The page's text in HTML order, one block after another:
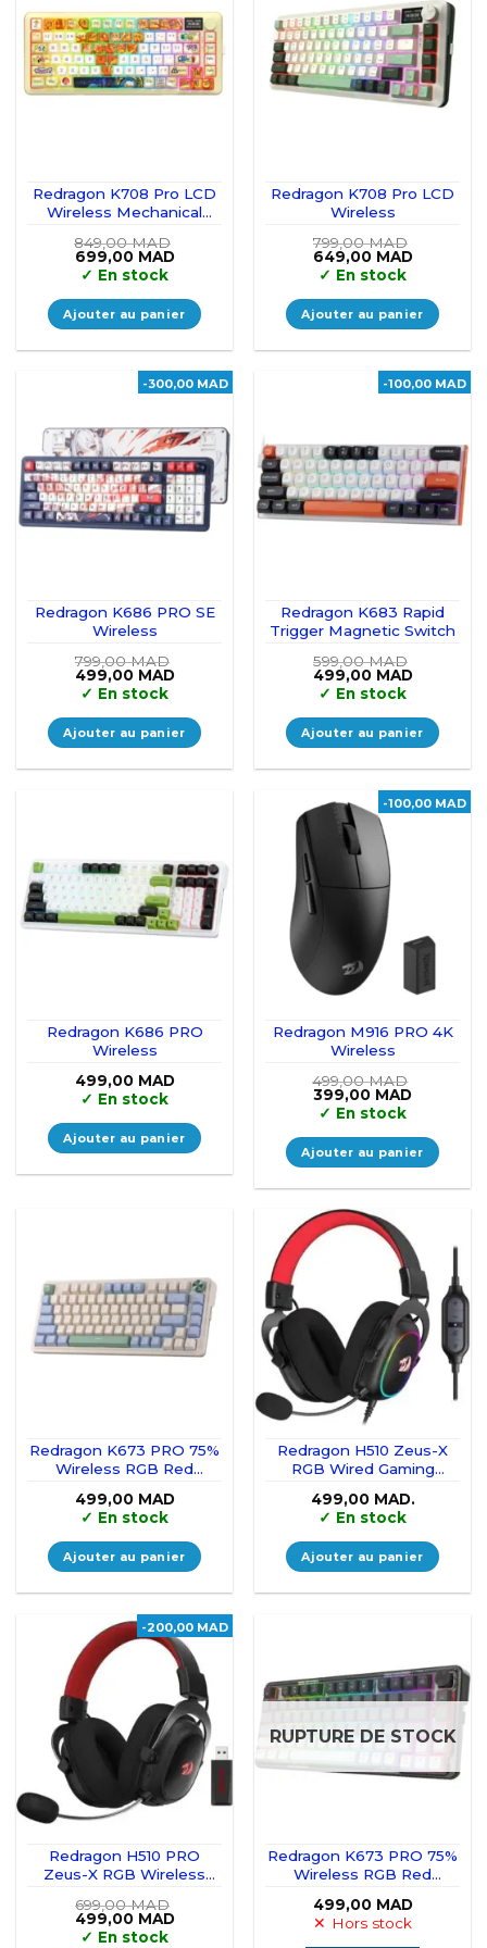
Redragon K708 Pro LCD
Wireless Mechanical
849,00MAD
Le
prix
initial
était :
849,00 MAD.
699,00 MADLe
est :
699,00 MAD.
✓ En stock
Ajouter au panier
Redragon K708 Pro LCD
Wireless
799,00MAD
Le
prix
initial
était :
799,00 MAD.
649,00 MADLe
est :
649,00
✓ En stock
Ajouter au panier
-300,00 MAD
Redragon K686 PRO SE
Wireless
799,00MAD
Le
prix
initial
était :
799,00 MAD.
499,00 MADLe
est :
499,00 MAD.
✓ En stock
Ajouter au panier
-100,00 MAD
Redragon K683 Rapid
Trigger Magnetic Switch
599,00MAD
Le
prix
initial
était :
599,00 MAD.
499,00 MADLe
est :
499,00
✓ En stock
Ajouter au panier
Redragon K686 PRO
Wireless
499,00 MAD
✓ En stock
Ajouter au panier
-100,00 MAD
Redragon M916 PRO 4K
Wireless
499,00MAD
Le
prix
initial
était :
499,00 MAD.
399,00 MAD
est :
399,00
✓ En stock
Ajouter au panier
Redragon K673 PRO 75%
Wireless RGB Red
499,00 MAD
✓ En stock
Ajouter au panier
Redragon H510 Zeus-X
RGB Wired Gaming
499,00 MAD.
✓ En stock
Ajouter au panier
-200,00 MAD
Redragon H510 PRO
Zeus-X RGB Wireless
699,00MAD
Le
prix
499,00 MADLe
✓ En stock
RUPTURE DE STOCK
Redragon K673 PRO 75%
Wireless RGB Red
499,00 MAD
Hors stock